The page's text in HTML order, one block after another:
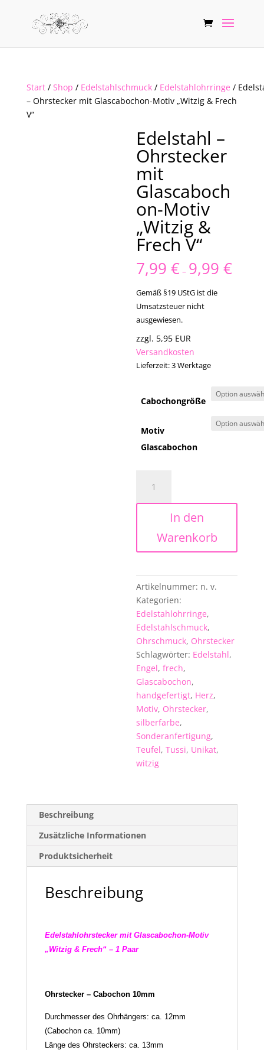
Start/ Shop / Edelstahlschmuck/ Edelstahlohrringe /
– Ohrstecker mit Glascabochon-Motiv „Witzig & Frech
V“
Edelstahl –
Ohrstecker
mit
Glascaboch
on-Motiv
„Witzig &
Frech V“
7,99€ – 9,99€
Gemäß §19 UStG ist die
Umsatzsteuer nicht
ausgewiesen.
zzgl. 5,95 EUR
Versandkosten
Lieferzeit:3 Werktage
Cabochongröße
Motiv
Glascabochon
Ohrstecker
Glascabochon-
Frech
V"
Menge
In den
Warenkorb
Artikelnummer: n. v.
Kategorien:
Edelstahlohrringe,
Edelstahlschmuck,
Ohrschmuck, Ohrstecker
Schlagwörter: Edelstahl,
Engel,frech,
Glascabochon,
handgefertigt, Herz,
Motiv, Ohrstecker,
silberfarbe,
Sonderanfertigung,
Teufel,Tussi, Unikat,
witzig
Beschreibung
Zusätzliche Informationen
Produktsicherheit
Beschreibung
Edelstahlohrstecker mit Glascabochon-Motiv
„Witzig & Frech“ – 1 Paar
Ohrstecker – Cabochon 10mm
Durchmesser des Ohrhängers: ca. 12mm
(Cabochon ca. 10mm)
Länge des Ohrsteckers: ca. 13mm